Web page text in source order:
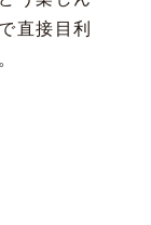
直接目利